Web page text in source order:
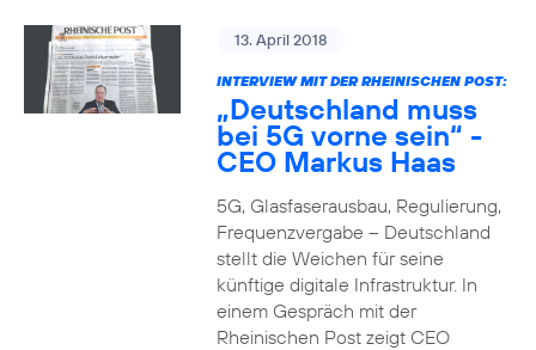
13. April 2018
INTERVIEW MIT DER RHEINISCHEN POST:
„Deutschland muss
bei 5G vorne sein“ -
CEO Markus Haas
5G, Glasfaserausbau, Regulierung,
Frequenzvergabe – Deutschland
stellt die Weichen für seine
künftige digitale Infrastruktur. In
einem Gespräch mit der
Rheinischen Post zeigt CEO